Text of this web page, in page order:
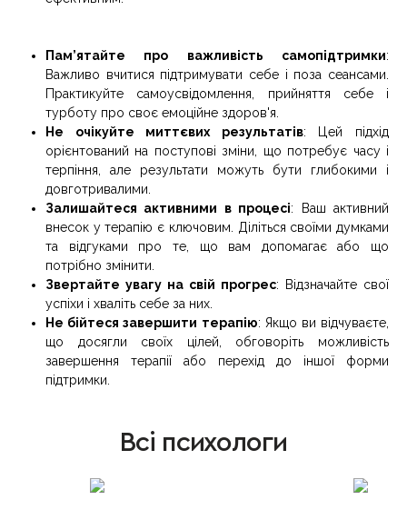
Пам’ятайте про важливість самопідтримки:
Важливо вчитися підтримувати себе і поза сеансами.
Практикуйте самоусвідомлення, прийняття себе і
турботу про своє емоційне здоров'я.
Не очікуйте миттєвих результатів: Цей підхід
орієнтований на поступові зміни, що потребує часу і
терпіння, але результати можуть бути глибокими і
довготривалими.
Залишайтеся активними в процесі: Ваш активний
внесок у терапію є ключовим. Діліться своїми думками
та відгуками про те, що вам допомагає або що
потрібно змінити.
Звертайте увагу на свій прогрес: Відзначайте свої
успіхи і хваліть себе за них.
Не бійтеся завершити терапію: Якщо ви відчуваєте,
що досягли своїх цілей, обговоріть можливість
завершення терапії або перехід до іншої форми
підтримки.
Всі психологи